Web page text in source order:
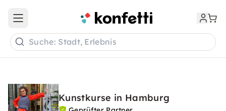
Open main menu
Suche: Stadt, Erlebnis
Kunstkurse in Hamburg